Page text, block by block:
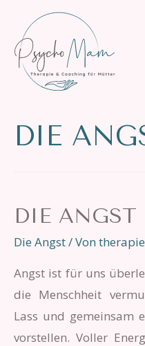
Inhalt
springen
DIE
DIE ANGST
Die Angst/ Von
Angst ist für uns
die Menschheit
Lass und gemeinsam
vorstellen. Voller